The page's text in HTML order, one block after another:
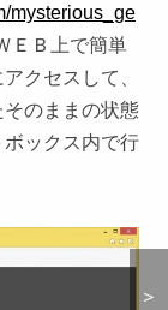
＞
mysterious_ge
ＥＢ上で簡単
クセスして、
のままの状態
ックス内で行
＞